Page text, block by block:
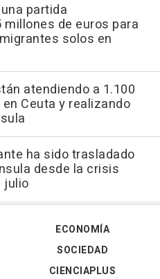
partida
de euros para
solos en
atendiendo a 1.100
Ceuta y realizando
ha sido trasladado
desde la crisis
julio
ECONOMÍA
SOCIEDAD
CIENCIAPLUS